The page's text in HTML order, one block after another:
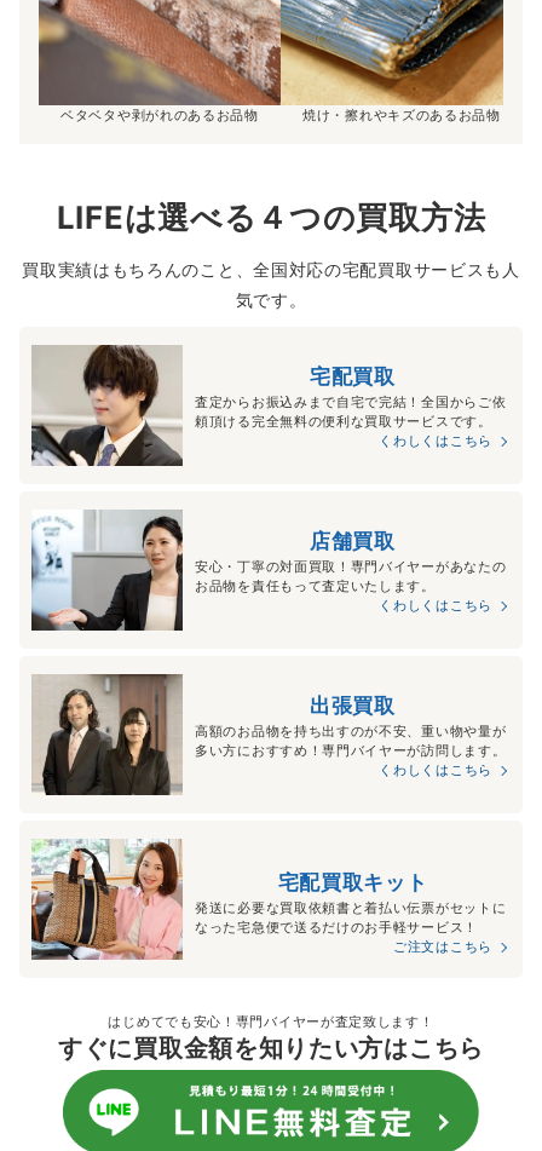
ベタベタや剥がれのあるお品物 焼け・擦れやキズのあるお品物
LIFEは選べる４つの買取方法
買取実績はもちろんのこと、全国対応の宅配買取サービスも人
気です。
宅配買取
査定からお振込みまで自宅で完結！全国からご依
頼頂ける完全無料の便利な買取サービスです。
くわしくはこちら
店舗買取
安心・丁寧の対面買取！専門バイヤーがあなたの
お品物を責任もって査定いたします。
くわしくはこちら
出張買取
高額のお品物を持ち出すのが不安、重い物や量が
多い方におすすめ！専門バイヤーが訪問します。
くわしくはこちら
宅配買取キット
発送に必要な買取依頼書と着払い伝票がセットに
なった宅急便で送るだけのお手軽サービス！
ご注文はこちら
はじめてでも安心！専門バイヤーが査定致します！
すぐに買取金額を知りたい方はこちら